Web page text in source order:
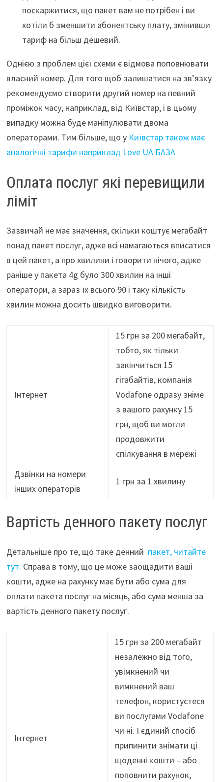
поскаржитися, що пакет вам не потрібен і ви
хотіли б зменшити абонентську плату, змінивши
тариф на більш дешевий.
Однією з проблем цієї схеми є відмова поповнювати
власний номер. Для того щоб залишатися на зв’язку
рекомендуємо створити другий номер на певний
проміжок часу, наприклад, від Київстар, і в цьому
випадку можна буде маніпулювати двома
операторами. Тим більше, що у Київстар також має
аналогічні тарифи наприклад Love UA БАЗА
Оплата послуг які перевищили
ліміт
Зазвичай не має значення, скільки коштує мегабайт
понад пакет послуг, адже всі намагаються вписатися
в цей пакет, а про хвилини і говорити нічого, адже
раніше у пакета 4g було 300 хвилин на інші
оператори, а зараз їх всього 90 і таку кількість
хвилин можна досить швидко виговорити.
Інтернет
15 грн за 200 мегабайт,
тобто, як тільки
закінчиться 15
гігабайтів, компанія
Vodafone одразу зніме
з вашого рахунку 15
грн, щоб ви могли
продовжити
спілкування в мережі
Дзвінки на номери
інших операторів
1 грн за 1 хвилину
Вартість денного пакету послуг
Детальніше про те, що таке денний пакет, читайте
тут. Справа в тому, що це може заощадити ваші
кошти, адже на рахунку має бути або сума для
оплати пакета послуг на місяць, або сума менша за
вартість денного пакету послуг.
Інтернет
15 грн за 200 мегабайт
незалежно від того,
увімкнений чи
вимкнений ваш
телефон, користуєтеся
ви послугами Vodafone
чи ні. І єдиний спосіб
припинити знімати ці
щоденні кошти – або
поповнити рахунок,